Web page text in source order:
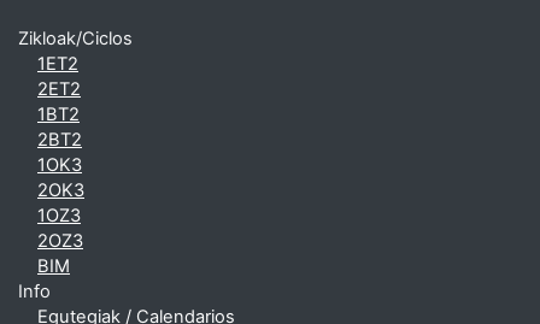
Zikloak/Ciclos
1ET2
2ET2
1BT2
2BT2
1OK3
2OK3
1OZ3
2OZ3
BIM
Info
Egutegiak / Calendarios